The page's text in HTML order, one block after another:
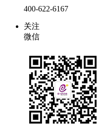
400-622-6167
关注
微信